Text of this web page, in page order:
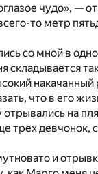
чудо», —
то метр
со мной в
складывается
что в его
на
трех девчонок,
и